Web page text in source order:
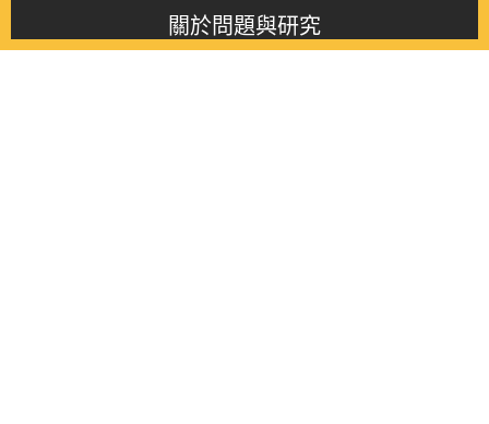
關於問題與研究
About this journal